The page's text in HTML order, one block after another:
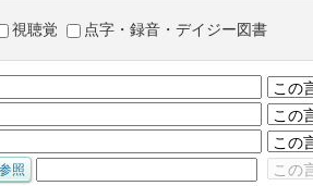
視聴覚 点字・録音・デイジー図書